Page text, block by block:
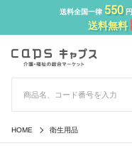
送料全国一律 550円
送料無料
HOME 衛生用品